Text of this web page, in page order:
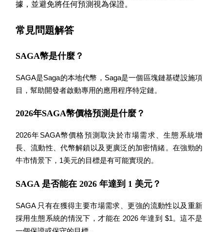
邀請朋友獲得現金獎勵
BTC 專享獎勵
BTC 專享獎勵
充值並交易BTC瓜分 25,000 USDT 獎池！
瓜分 500000 CASHCAT 獎池
據，並避免將任何預測視為保證。
常見問題解答
SAGA幣是什麼？
SAGA是Saga的本地代幣，Saga是一個區塊鏈基礎設施項
目，幫助開發者啟動專用的應用程序特定鏈。
2026年SAGA幣價格預測是什麼？
2026年SAGA幣價格預測取決於市場需求、生態系統增
長、流動性、代幣解鎖以及更廣泛的加密情緒。在強勁的
牛市情景下，1美元的目標是有可能實現的。
SAGA 是否能在 2026 年達到 1 美元？
SAGA 只有在獲得主要市場需求、更強的流動性以及重新
採用生態系統的情況下，才能在 2026 年達到 $1。這不是